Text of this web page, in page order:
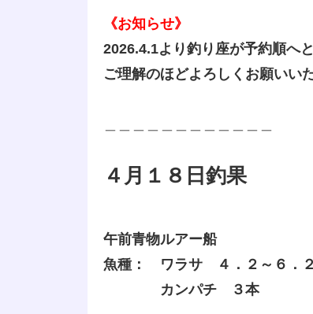
《お知らせ》
2026.4.1より釣り座が予約順へ
ご理解のほどよろしくお願いい
４月１８日釣果
午前青物ルアー船
魚種： ワラサ ４．２～６．
カンパチ ３本